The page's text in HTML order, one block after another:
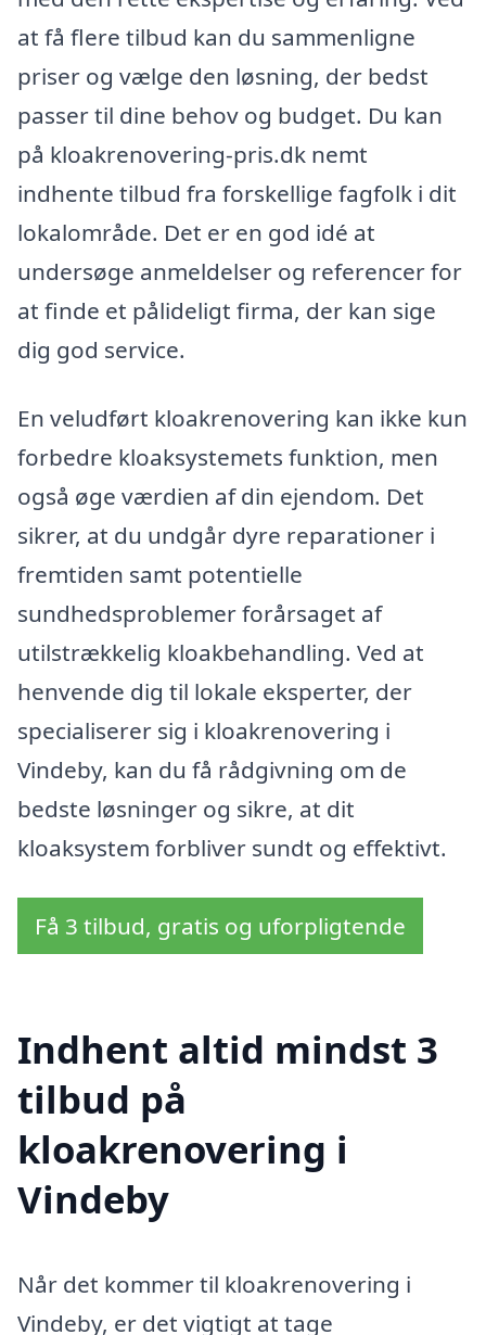
at få flere tilbud kan du sammenligne
priser og vælge den løsning, der bedst
passer til dine behov og budget. Du kan
på kloakrenovering-pris.dk nemt
indhente tilbud fra forskellige fagfolk i dit
lokalområde. Det er en god idé at
undersøge anmeldelser og referencer for
at finde et pålideligt firma, der kan sige
dig god service.
En veludført kloakrenovering kan ikke kun
forbedre kloaksystemets funktion, men
også øge værdien af din ejendom. Det
sikrer, at du undgår dyre reparationer i
fremtiden samt potentielle
sundhedsproblemer forårsaget af
utilstrækkelig kloakbehandling. Ved at
henvende dig til lokale eksperter, der
specialiserer sig i kloakrenovering i
Vindeby, kan du få rådgivning om de
bedste løsninger og sikre, at dit
kloaksystem forbliver sundt og effektivt.
Få 3 tilbud, gratis og uforpligtende
Indhent altid mindst 3
tilbud på
kloakrenovering i
Vindeby
Når det kommer til kloakrenovering i
Vindeby, er det vigtigt at tage